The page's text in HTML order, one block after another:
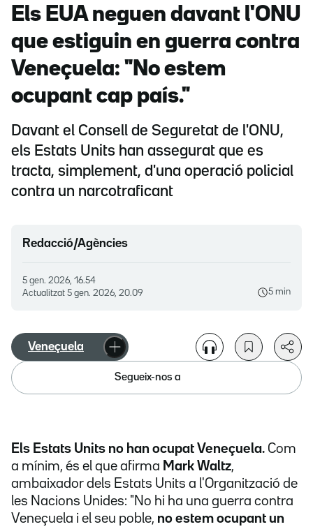
Els EUA neguen davant l'ONU
que estiguin en guerra contra
Veneçuela: "No estem
ocupant cap país."
Davant el Consell de Seguretat de l'ONU,
els Estats Units han assegurat que es
tracta, simplement, d'una operació policial
contra un narcotraficant
Redacció/Agències
5 gen. 2026, 16.54
Actualitzat 5 gen. 2026, 20.09 5 min
Veneçuela
Segueix-nos a
Els Estats Units no han ocupat Veneçuela. Com
a mínim, és el que afirma Mark Waltz,
ambaixador dels Estats Units a l'Organització de
les Nacions Unides: "No hi ha una guerra contra
Veneçuela i el seu poble, no estem ocupant un